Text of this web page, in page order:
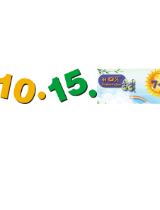
производители используют
воздухообмен и